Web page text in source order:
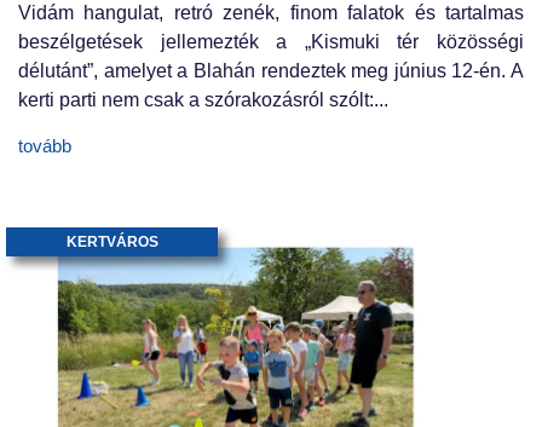
Vidám hangulat, retró zenék, finom falatok és tartalmas
beszélgetések jellemezték a „Kismuki tér közösségi
délutánt”, amelyet a Blahán rendeztek meg június 12-én. A
kerti parti nem csak a szórakozásról szólt:...
tovább
KERTVÁROS